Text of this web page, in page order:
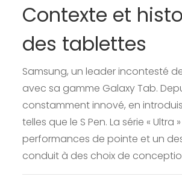
Contexte et
des tablettes
Samsung, un leader incontesté
avec sa gamme Galaxy Tab.
constamment innové, en
telles que le S Pen. La série «
performances de pointe et un
conduit à des choix de